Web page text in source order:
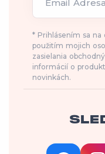
Email Adresa
* Prihlásením sa
použitím mojich
zasielania
informácií o
novinkách.